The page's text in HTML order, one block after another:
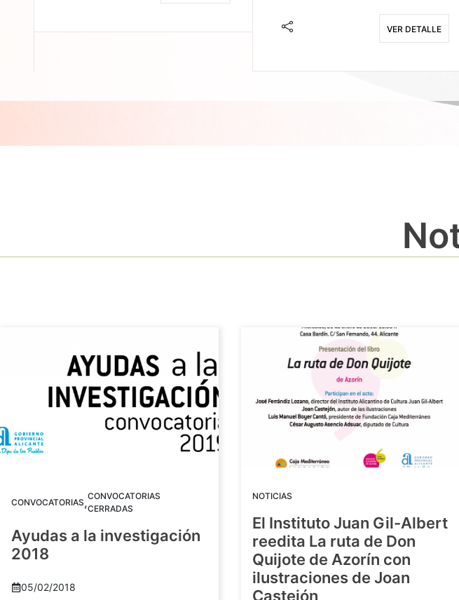
VER DETALLE
CONVOCATORIAS,CONVOCATORIAS
CERRADAS
Ayudas a la investigación
2018
05/02/2018
NOTICIAS
El Instituto Juan Gil-Albert
reedita La ruta de Don
Quijote de Azorín con
ilustraciones de Joan
Castejón